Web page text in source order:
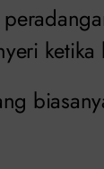
ketika